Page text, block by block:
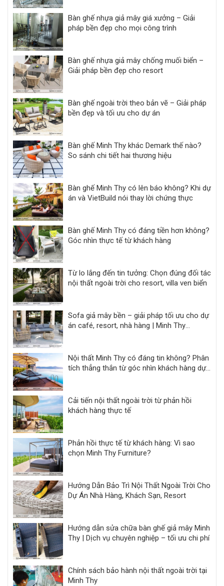
Bàn ghế nhựa giả mây giá xưởng – Giải
pháp bền đẹp cho mọi công trình
Bàn ghế nhựa giả mây chống muối biển –
Giải pháp bền đẹp cho resort
Bàn ghế ngoài trời theo bản vẽ – Giải pháp
bền đẹp và tối ưu cho dự án
Bàn ghế Minh Thy khác Demark thế nào?
So sánh chi tiết hai thương hiệu
Bàn ghế Minh Thy có lên báo không? Khi dự
án và VietBuild nói thay lời chứng thực
Bàn ghế Minh Thy có đáng tiền hơn không?
Góc nhìn thực tế từ khách hàng
Từ lo lắng đến tin tưởng: Chọn đúng đối tác
nội thất ngoài trời cho resort, villa ven biển
Sofa giả mây bền – giải pháp tối ưu cho dự
án café, resort, nhà hàng | Minh Thy
Nội thất Minh Thy có đáng tin không? Phân
tích thẳng thắn từ góc nhìn khách hàng dự
Cải tiến nội thất ngoài trời từ phản hồi
khách hàng thực tế
Phản hồi thực tế từ khách hàng: Vì sao
chọn Minh Thy Furniture?
Hướng Dẫn Bảo Trì Nội Thất Ngoài Trời Cho
Dự Án Nhà Hàng, Khách Sạn, Resort
Hướng dẫn sửa chữa bàn ghế giả mây Minh
Thy | Dịch vụ chuyên nghiệp – tối ưu chi phí
Chính sách bảo hành nội thất ngoài trời tại
Minh Thy